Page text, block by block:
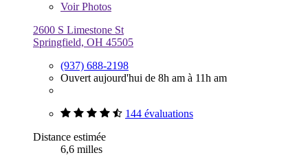
VoirPhotos
2600 S Limestone St
Springfield, OH 45505
(937) 688-2198
Ouvert aujourd'hui de 8h am à 11h am
144 évaluations
Distance estimée
6,6 milles